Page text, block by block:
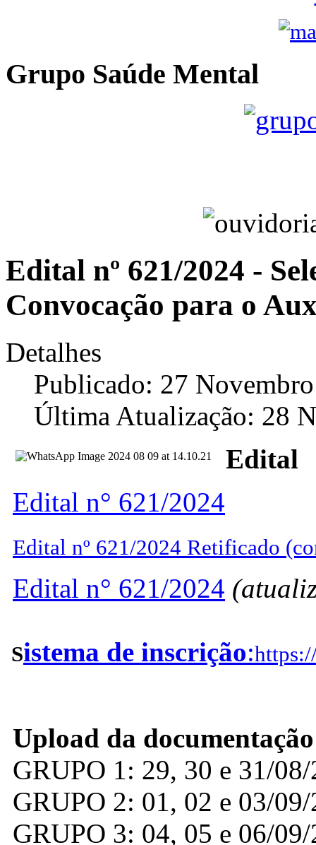
Grupo Saúde Mental
Edital nº 621/2024 -
Convocação para o
Detalhes
Publicado: 27
Última Atualização: 28
Edital
Edital n° 621/2024
Edital nº 621/2024 Retificado
Edital n° 621/2024
Sistema de inscrição:
Upload da documentação
GRUPO 1: 29, 30 e 31/
GRUPO 2: 01, 02 e 03/
GRUPO 3: 04, 05 e 06/